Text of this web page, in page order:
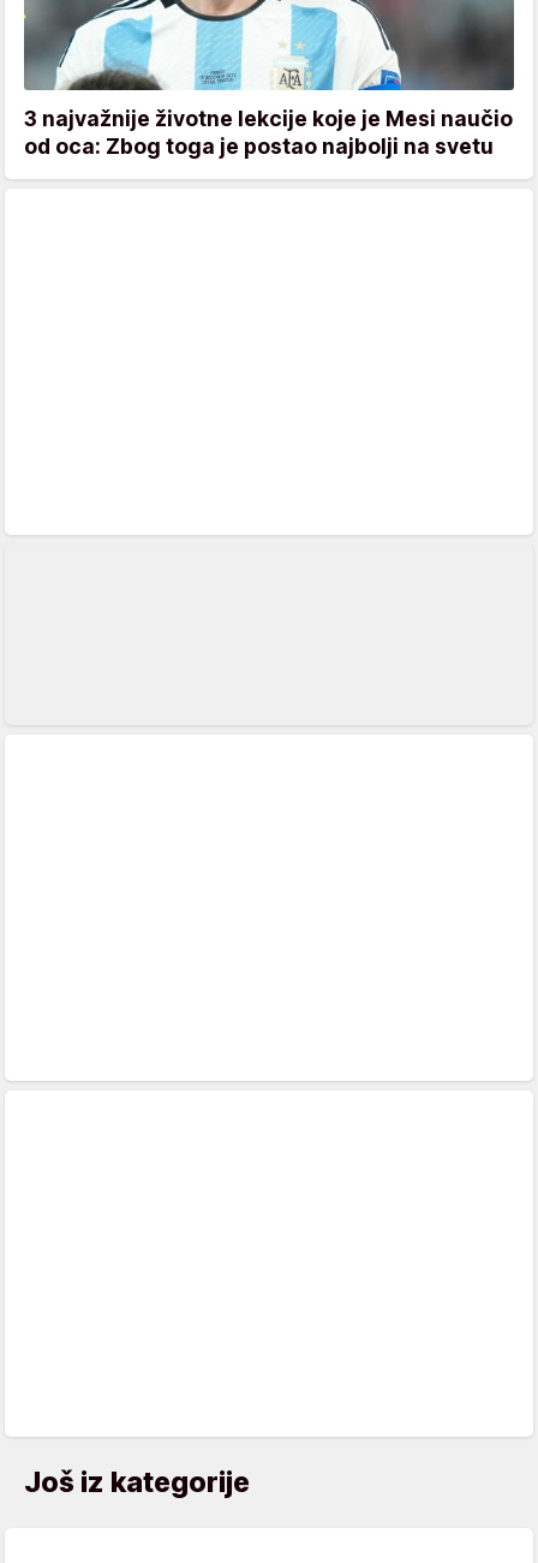
3 najvažnije životne lekcije koje je Mesi naučio
od oca: Zbog toga je postao najbolji na svetu
Još iz kategorije